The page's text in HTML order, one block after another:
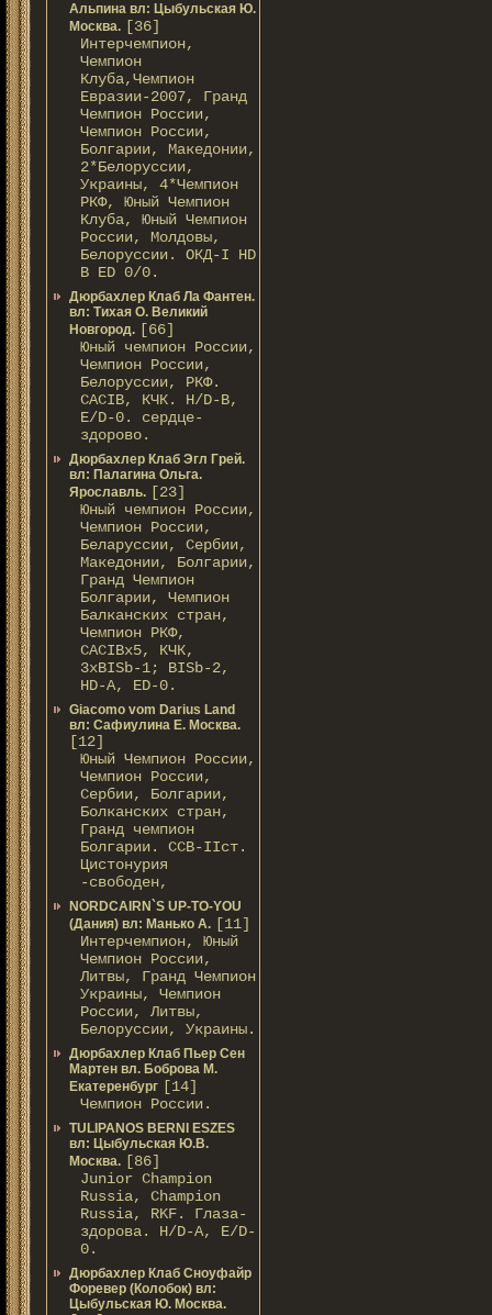
Альпина вл: Цыбульская Ю.
Москва. [36]
Интерчемпион,
Чемпион
Клуба,Чемпион
Евразии-2007, Гранд
Чемпион России,
Чемпион России,
Болгарии, Македонии,
2*Белоруссии,
Украины, 4*Чемпион
РКФ, Юный Чемпион
Клуба, Юный Чемпион
России, Молдовы,
Белоруссии. ОКД-I HD
В ED 0/0.
Дюрбахлер Клаб Ла Фантен.
вл: Тихая О. Великий
Новгород. [66]
Юный чемпион России,
Чемпион России,
Белоруссии, РКФ.
CACIB, КЧК. H/D-В,
E/D-0. сердце-
здорово.
Дюрбахлер Клаб Эгл Грей.
вл: Палагина Ольга.
Ярославль. [23]
Юный чемпион России,
Чемпион России,
Беларуссии, Сербии,
Македонии, Болгарии,
Гранд Чемпион
Болгарии, Чемпион
Балканских стран,
Чемпион РКФ,
CACIBx5, КЧК,
3xBISb-1; BISb-2,
HD-A, ED-0.
Giacomo vom Darius Land
вл: Сафиулина Е. Москва.
[12]
Юный Чемпион России,
Чемпион России,
Сербии, Болгарии,
Болканских стран,
Гранд чемпион
Болгарии. ССВ-IIст.
Цистонурия
-свободен,
NORDCAIRN`S UP-TO-YOU
(Дания) вл: Манько А. [11]
Интерчемпион, Юный
Чемпион России,
Литвы, Гранд Чемпион
Украины, Чемпион
России, Литвы,
Белоруссии, Украины.
Дюрбахлер Клаб Пьер Сен
Мартен вл. Боброва М.
Екатеренбург [14]
Чемпион России.
TULIPANOS BERNI ESZES
вл: Цыбульская Ю.В.
Москва. [86]
Junior Champion
Russia, Champion
Russia, RKF. Глаза-
здорова. H/D-А, E/D-
0.
Дюрбахлер Клаб Сноуфайр
Форевер (Колобок) вл:
Цыбульская Ю. Москва.